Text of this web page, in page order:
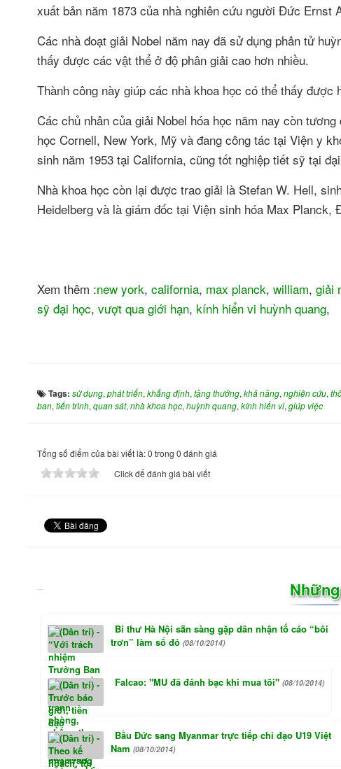
xuất bản năm 1873 của nhà nghiên cứu người Đức Ernst
Các nhà đoạt giải Nobel năm nay đã sử dụng phân tử
thấy được các vật thể ở độ phân giải cao hơn nhiều.
Thành công này giúp các nhà khoa học có thể thấy
Các chủ nhân của giải Nobel hóa học năm nay còn
học Cornell, New York, Mỹ và đang công tác tại Viện y
sinh năm 1953 tại California, cũng tốt nghiệp tiết sỹ tại
Nhà khoa học còn lại được trao giải là Stefan W. Hell,
Heidelberg và là giám đốc tại Viện sinh hóa Max Planck,
Xem thêm :new york, california, max planck, william, giải
sỹ đại học, vượt qua giới hạn, kính hiển vi huỳnh quang,
Tags: sử dụng, phát triển, khẳng định, tặng thưởng, khả năng, nghiên cứu,
ban, tiến trình, quan sát, nhà khoa học, huỳnh quang, kính hiển vi, giúp việc
Tổng số điểm của bài viết là: 0 trong 0 đánh giá
Click để đánh giá bài viết
Bí thư Hà Nội sẵn sàng gặp dân nhận tố cáo “bôi
trơn” làm sổ đỏ (08/10/2014)
Falcao: "MU đã đánh bạc khi mua tôi" (08/10/2014)
Bầu Đức sang Myanmar trực tiếp chỉ đạo U19 Việt
Nam (08/10/2014)